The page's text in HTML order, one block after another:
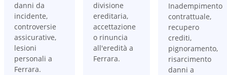
danni da
incidente,
controversie
assicurative,
lesioni
personali a
Ferrara.
divisione
ereditaria,
accettazione
o rinuncia
all'eredità a
Ferrara.
Inadempimento
contrattuale,
recupero
crediti,
pignoramento,
risarcimento
danni a